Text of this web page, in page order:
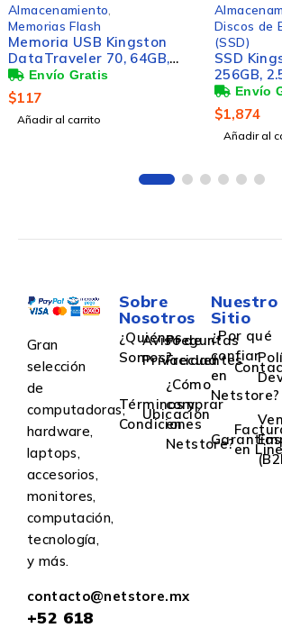
Almacenamiento
Discos de Estado Solido
(SSD)
SSD Kingston KC600,
256GB, 2.5", 500MB/s
Escritura, 550MB/s
$1,874
(SSD)
SSD
MB/
$5,908
Gran
selección
de
computadoras,
hardware,
laptops,
accesorios,
monitores,
computación,
tecnología,
y más.
contacto@netstore.mx
+52 618
Sobre
Nosotros
¿Quiénes
Somos?
Aviso de
Privacidad
Preguntas
Frecuentes
Términos y
Condiciones
Ubicación
¿Cómo
comprar
en
Netstore?
Nuestro
Sitio
¿Por qué
confiar
en
Netstore?
Garantías
en